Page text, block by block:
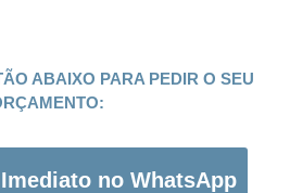
ABAIXO PARA PEDIR O SEU
no WhatsApp